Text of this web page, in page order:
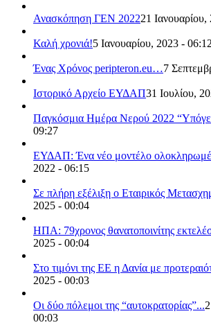
Ανασκόπηση ΓΕΝ 202221
Καλή χρονιά!5 Ιανουαρίου, 2023 - 06:12
Ένας Χρόνος peripteron.eu…7
Ιστορικό Αρχείο ΕΥΔΑΠ31 Ιουλίου,
Παγκόσμια Ημέρα Νερού 2022
09:27
ΕΥΔΑΠ: Ένα νέο μοντέλο
2022 - 06:15
Σε πλήρη εξέλιξη ο Εταιρικός
2025 - 00:04
ΗΠΑ: 79χρονος θανατοποινίτης
2025 - 00:04
Στο τιμόνι της ΕΕ η Δανία με
2025 - 00:03
Οι δύο πόλεμοι της “αυτοκρατορίας”...
00:03